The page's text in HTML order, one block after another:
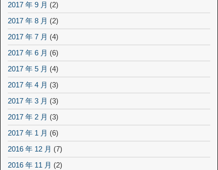
2017 年 9 月 (2)
2017 年 8 月 (2)
2017 年 7 月 (4)
2017 年 6 月 (6)
2017 年 5 月 (4)
2017 年 4 月 (3)
2017 年 3 月 (3)
2017 年 2 月 (3)
2017 年 1 月 (6)
2016 年 12 月 (7)
2016 年 11 月 (2)